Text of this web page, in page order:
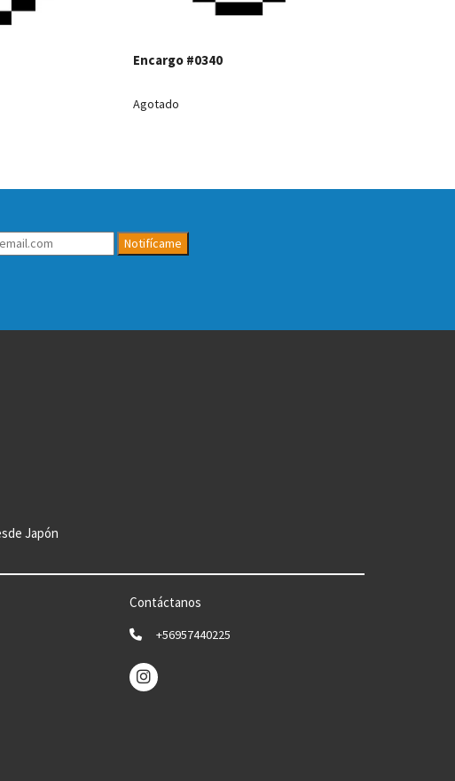
Encargo #0340
Agotado
Notifícame
Japón
Contáctanos
+56957440225